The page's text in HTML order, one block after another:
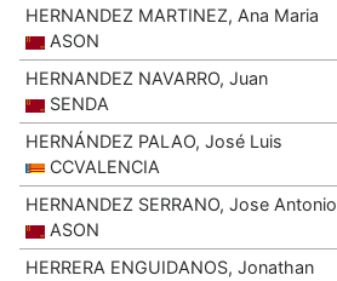
HERNANDEZ MARTINEZ, Ana Maria
ASON
HERNANDEZ NAVARRO, Juan
SENDA
HERNÁNDEZ PALAO, José Luis
CCVALENCIA
HERNANDEZ SERRANO, Jose Antonio
ASON
HERRERA ENGUIDANOS, Jonathan